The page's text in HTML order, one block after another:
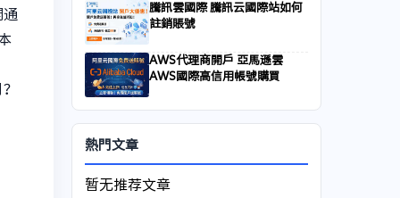
通
騰訊雲國際 騰訊云國際站如何
註銷賬號
AWS代理商開戶 亞馬遜雲
AWS國際高信用帳號購買
熱門文章
暂无推荐文章